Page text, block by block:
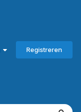
Registreren